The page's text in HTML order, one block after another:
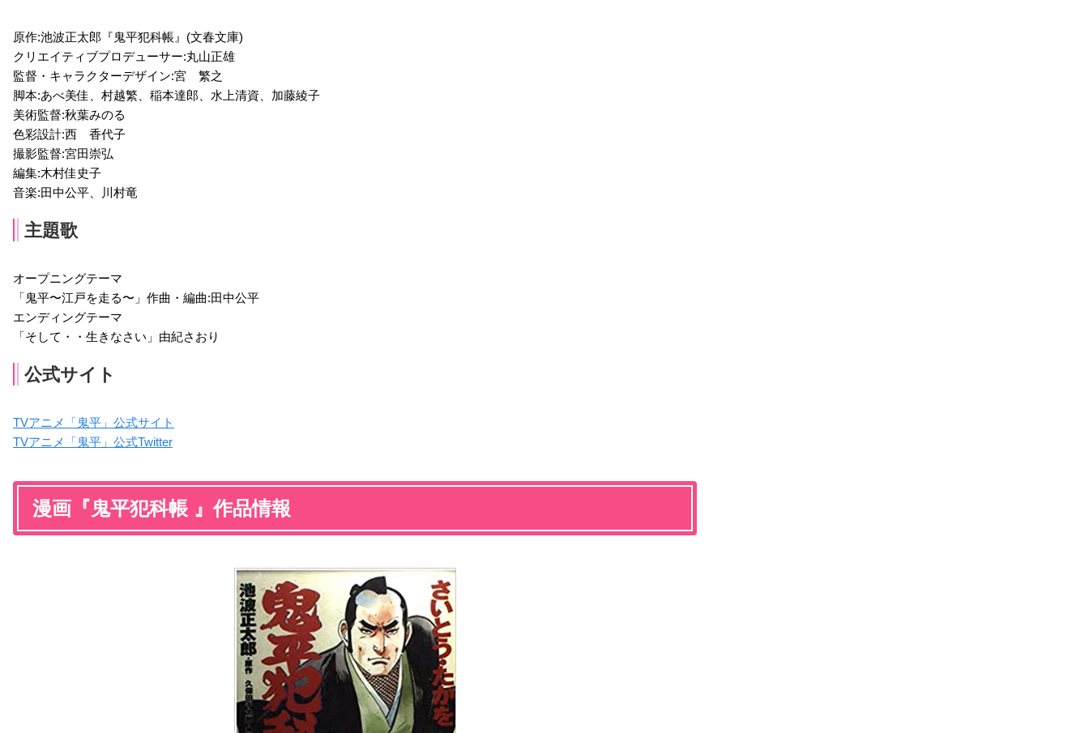
原作:池波正太郎『鬼平犯科帳』(文春文庫)
クリエイティブプロデューサー:丸山正雄
監督・キャラクターデザイン:宮 繁之
脚本:あべ美佳、村越繁、稲本達郎、水上清資、加藤綾子
美術監督:秋葉みのる
色彩設計:西 香代子
撮影監督:宮田崇弘
編集:木村佳史子
音楽:田中公平、川村竜
主題歌
オープニングテーマ
「鬼平〜江戸を走る〜」作曲・編曲:田中公平
エンディングテーマ
「そして・・生きなさい」由紀さおり
公式サイト
TVアニメ「鬼平」公式サイト
TVアニメ「鬼平」公式Twitter
漫画『鬼平犯科帳 』作品情報